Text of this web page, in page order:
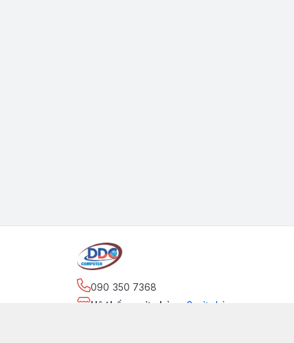
090 350 7368
Hệ thống cửa hàng
:2
cửa hàng